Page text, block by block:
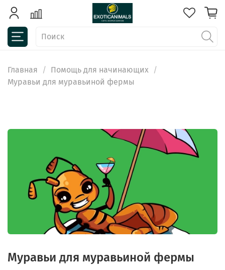
Главная
Помощь для начинающих
Муравьи для муравьиной фермы
Муравьи для муравьиной фермы